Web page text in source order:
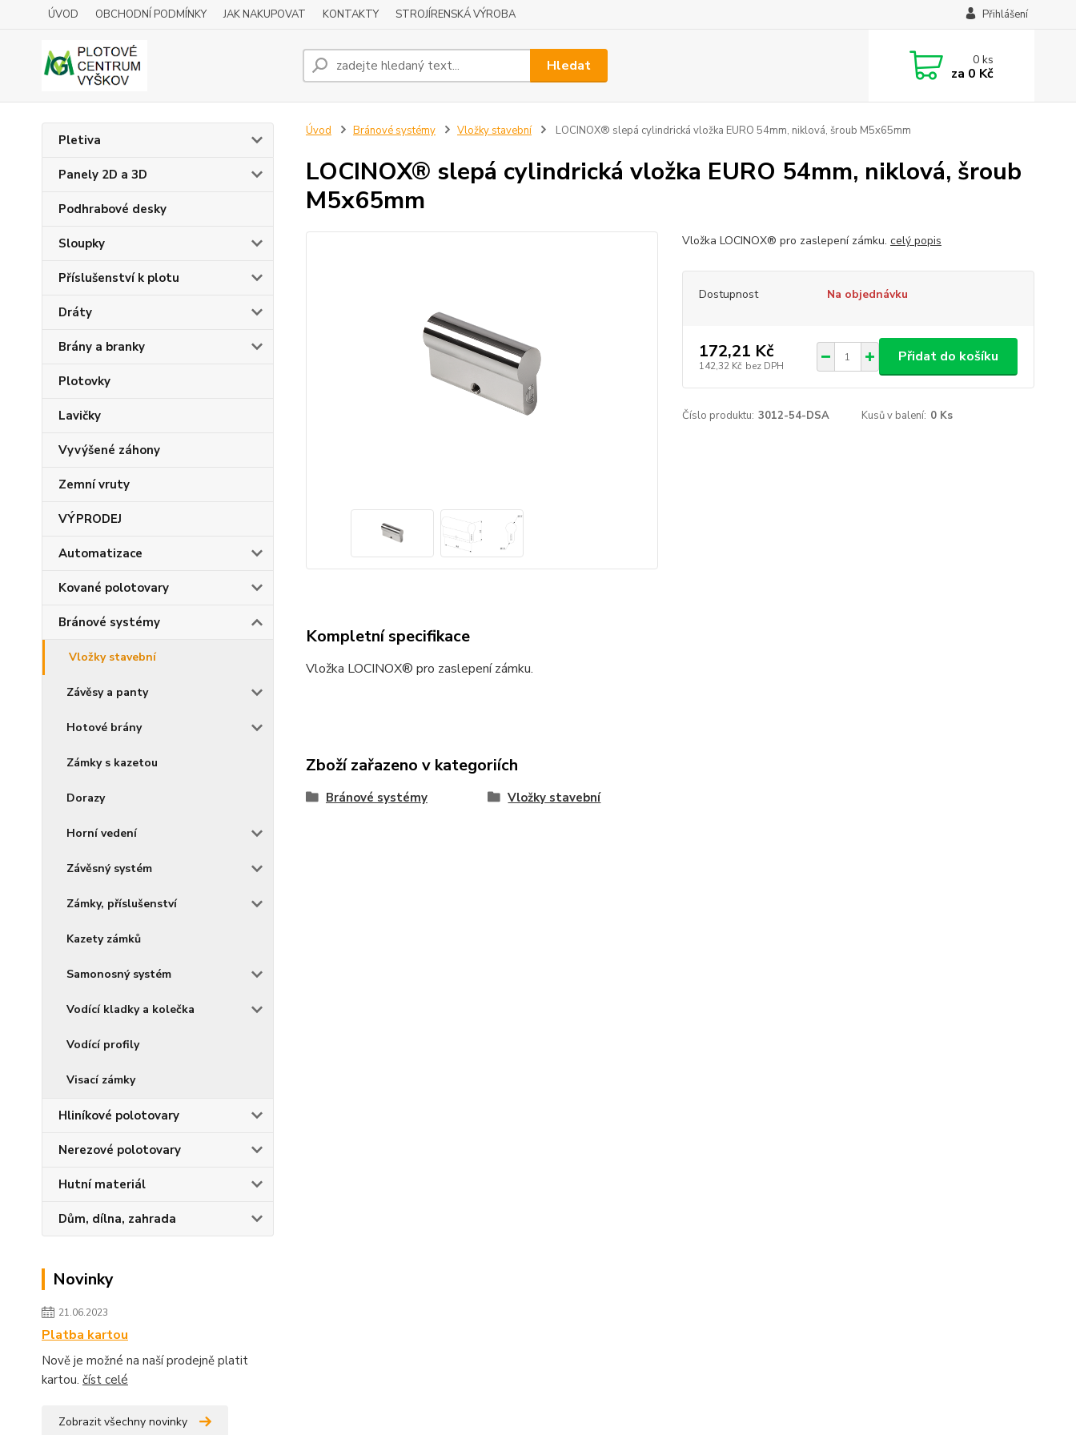
ÚVOD OBCHODNÍ PODMÍNKY JAK NAKUPOVAT KONTAKTY STROJÍRENSKÁ VÝROBA Přihlášení
Hledat 0ks
za 0 Kč
Pletiva
Panely 2D a 3D
Podhrabové desky
Sloupky
Příslušenství k plotu
Dráty
Brány a branky
Plotovky
Lavičky
Vyvýšené záhony
Zemní vruty
VÝPRODEJ
Automatizace
Kované polotovary
Bránové systémy
Vložky stavební
Závěsy a panty
Hotové brány
Zámky s kazetou
Dorazy
Horní vedení
Závěsný systém
Zámky, příslušenství
Kazety zámků
Samonosný systém
Vodící kladky a kolečka
Vodící profily
Visací zámky
Hliníkové polotovary
Nerezové polotovary
Hutní materiál
Dům, dílna, zahrada
Novinky
21.06.2023
Platba kartou
Nově je možné na naší prodejně platit
kartou. číst celé
Zobrazit všechny novinky
Úvod Bránové systémy Vložky stavební LOCINOX® slepá cylindrická vložka EURO 54mm, niklová, šroub M5x65mm
LOCINOX® slepá cylindrická vložka EURO 54mm, niklová, šroub
M5x65mm
Vložka LOCINOX® pro zaslepení zámku. celý popis
Dostupnost Na objednávku
172,21 Kč
142,32 Kč bez DPH
Přidat do košíku
Číslo produktu: 3012-54-DSA Kusů v balení: 0 Ks
Kompletní specifikace
Vložka LOCINOX® pro zaslepení zámku.
Zboží zařazeno v kategoriích
Bránové systémy Vložky stavební